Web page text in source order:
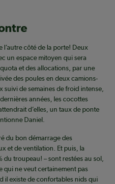
l’autre côté de la porte! Deux
un espace mitoyen qui sera
et des allocations, par une
des poules en deux camions-
de semaines de froid intense,
années, les cocottes
d’elles, un taux de ponte
Daniel.
du bon démarrage des
et de ventilation. Et puis, la
du troupeau! – sont restées au sol,
qui ne veut certainement pas
il existe de confortables nids qui